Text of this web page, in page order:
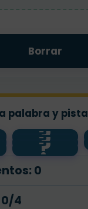
Borrar
palabra y pista
?
contento
?
panadero
?
flor
0
0/4